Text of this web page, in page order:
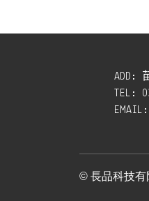
ADD:
TEL:
EMAIL:
© 長品科技有